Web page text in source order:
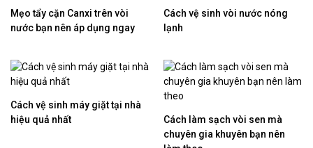
Mẹo tẩy cặn Canxi trên vòi
nước bạn nên áp dụng ngay
Cách vệ sinh vòi nước nóng
lạnh
Cách vệ sinh máy giặt tại nhà
hiệu quả nhất
Cách làm sạch vòi sen mà
chuyên gia khuyên bạn nên